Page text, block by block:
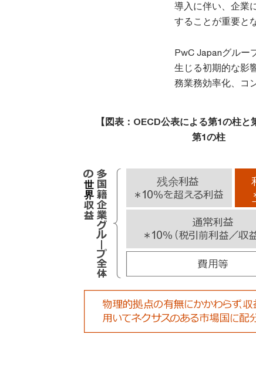
導入に伴い、企業
することが重要と
PwC Japanグルー
生じる初期的な影
務業務効率化、コ
【図表：OECD公表による第1の柱と
第1の柱